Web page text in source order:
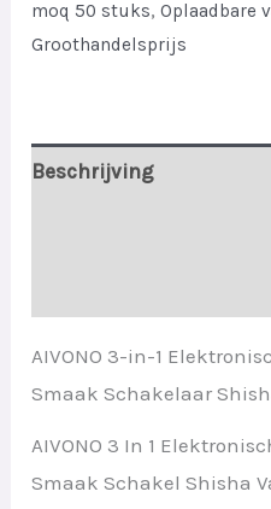
Shisha
moq 50 stuks,Oplaadbare
Groothandelsprijs
Beschrijving
AIVONO 3-in-1
Smaak Schakelaar
AIVONO 3 In 1
Smaak Schakel Shisha